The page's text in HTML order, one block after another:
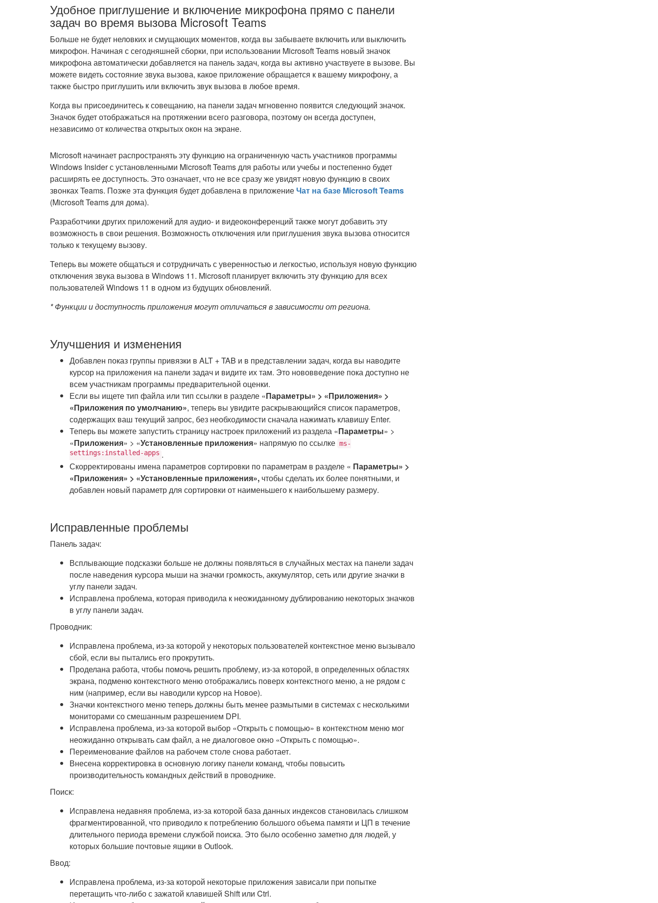
Удобное приглушение и включение микрофона прямо с панели
задач во время вызова Microsoft Teams
Больше не будет неловких и смущающих моментов, когда вы забываете включить или выключить
микрофон. Начиная с сегодняшней сборки, при использовании Microsoft Teams новый значок
микрофона автоматически добавляется на панель задач, когда вы активно участвуете в вызове. Вы
можете видеть состояние звука вызова, какое приложение обращается к вашему микрофону, а
также быстро приглушить или включить звук вызова в любое время.
Когда вы присоединитесь к совещанию, на панели задач мгновенно появится следующий значок.
Значок будет отображаться на протяжении всего разговора, поэтому он всегда доступен,
независимо от количества открытых окон на экране.
Microsoft начинает распространять эту функцию на ограниченную часть участников программы
Windows Insider с установленными Microsoft Teams для работы или учебы и постепенно будет
расширять ее доступность. Это означает, что не все сразу же увидят новую функцию в своих
звонках Teams. Позже эта функция будет добавлена в приложениеЧат на базе Microsoft Teams
(Microsoft Teams для дома).
Разработчики других приложений для аудио- и видеоконференций также могут добавить эту
возможность в свои решения. Возможность отключения или приглушения звука вызова относится
только к текущему вызову.
Теперь вы можете общаться и сотрудничать с уверенностью и легкостью, используя новую функцию
отключения звука вызова в Windows 11. Microsoft планирует включить эту функцию для всех
пользователей Windows 11 в одном из будущих обновлений.
* Функции и доступность приложения могут отличаться в зависимости от региона.
Улучшения и изменения
Добавлен показ группы привязки в ALT + TAB и в представлении задач, когда вы наводите
курсор на приложения на панели задач и видите их там. Это нововведение пока доступно не
всем участникам программы предварительной оценки.
Если вы ищете тип файла или тип ссылки в разделе «Параметры» > «Приложения» >
«Приложения по умолчанию», теперь вы увидите раскрывающийся список параметров,
содержащих ваш текущий запрос, без необходимости сначала нажимать клавишу Enter.
Теперь вы можете запустить страницу настроек приложений из раздела «Параметры» >
«Приложения» > «Установленные приложения» напрямую по ссылке ms-
settings:installed-apps .
Скорректированы имена параметров сортировки по параметрам в разделе « Параметры» >
«Приложения» > «Установленные приложения», чтобы сделать их более понятными, и
добавлен новый параметр для сортировки от наименьшего к наибольшему размеру.
Исправленные проблемы
Панель задач:
Всплывающие подсказки больше не должны появляться в случайных местах на панели задач
после наведения курсора мыши на значки громкость, аккумулятор, сеть или другие значки в
углу панели задач.
Исправлена проблема, которая приводила к неожиданному дублированию некоторых значков
в углу панели задач.
Проводник:
Исправлена проблема, из-за которой у некоторых пользователей контекстное меню вызывало
сбой, если вы пытались его прокрутить.
Проделана работа, чтобы помочь решить проблему, из-за которой, в определенных областях
экрана, подменю контекстного меню отображались поверх контекстного меню, а не рядом с
ним (например, если вы наводили курсор на Новое).
Значки контекстного меню теперь должны быть менее размытыми в системах с несколькими
мониторами со смешанным разрешением DPI.
Исправлена проблема, из-за которой выбор «Открыть с помощью» в контекстном меню мог
неожиданно открывать сам файл, а не диалоговое окно «Открыть с помощью».
Переименование файлов на рабочем столе снова работает.
Внесена корректировка в основную логику панели команд, чтобы повысить
производительность командных действий в проводнике.
Поиск:
Исправлена недавняя проблема, из-за которой база данных индексов становилась слишком
фрагментированной, что приводило к потреблению большого объема памяти и ЦП в течение
длительного периода времени службой поиска. Это было особенно заметно для людей, у
которых большие почтовые ящики в Outlook.
Ввод:
Исправлена проблема, из-за которой некоторые приложения зависали при попытке
перетащить что-либо с зажатой клавишей Shift или Ctrl.